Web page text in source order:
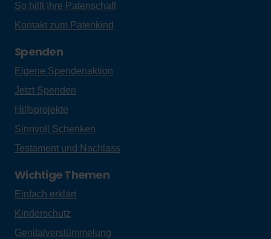
So hilft Ihre Patenschaft
Kontakt zum Patenkind
Spenden
Eigene Spendenaktion
Jetzt Spenden
Hilfsprojekte
Sinnvoll Schenken
Testament und Nachlass
Wichtige Themen
Einfach erklärt
Kinderschutz
Genitalverstümmelung